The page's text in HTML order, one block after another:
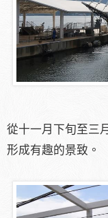
從十一月下旬至三
形成有趣的景致。